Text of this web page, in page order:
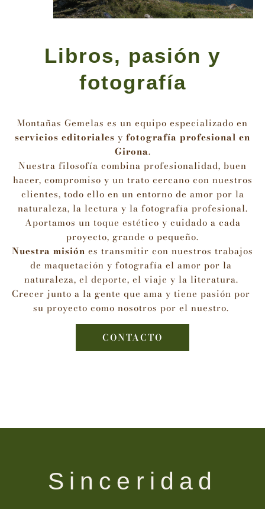
Libros, pasión y
fotografía
Montañas Gemelas es un equipo especializado en
servicios editoriales y fotografía profesional en
Girona.
Nuestra filosofía combina profesionalidad, buen
hacer, compromiso y un trato cercano con nuestros
clientes, todo ello en un entorno de amor por la
naturaleza, la lectura y la fotografía profesional.
Aportamos un toque estético y cuidado a cada
proyecto, grande o pequeño.
Nuestra misión es transmitir con nuestros trabajos
de maquetación y fotografía el amor por la
naturaleza, el deporte, el viaje y la literatura.
Crecer junto a la gente que ama y tiene pasión por
su proyecto como nosotros por el nuestro.
CONTACTO
Sinceridad